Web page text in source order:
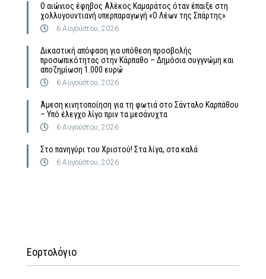
Ο αιώνιος έφηβος Αλέκος Καμαράτος όταν έπαιξε στη
χολλυγουντιανή υπερπαραγωγή «Ο Λέων της Σπάρτης»
6 Αυγούστου, 2026
Δικαστική απόφαση για υπόθεση προσβολής
προσωπικότητας στην Κάρπαθο – Δημόσια συγγνώμη και
αποζημίωση 1.000 ευρώ
6 Αυγούστου, 2026
Άμεση κινητοποίηση για τη φωτιά στο Σάνταλο Καρπάθου
– Υπό έλεγχο λίγο πριν τα μεσάνυχτα
6 Αυγούστου, 2026
Στο πανηγύρι του Χριστού! Στα λίγα, στα καλά
6 Αυγούστου, 2026
Εορτολόγιο